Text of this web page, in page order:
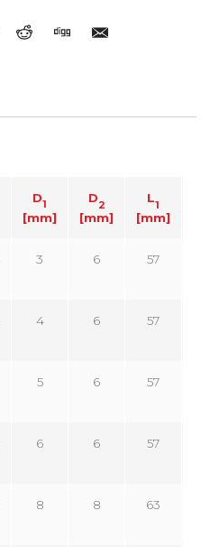
D1
[mm]
D2
[mm]
L1
[mm]
3 6 57
4 6 57
5 6 57
6 6 57
8 8 63